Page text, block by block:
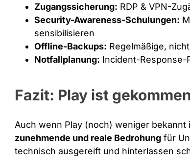
Zugangssicherung: RDP & VPN-
Security-Awareness-Schulungen:
sensibilisieren
Offline-Backups: Regelmäßige,
Notfallplanung: Incident-
Fazit: Play ist
Auch wenn Play (noch) weniger bekannt
zunehmende und reale Bedrohungfür
technisch ausgereift und hinterlassen